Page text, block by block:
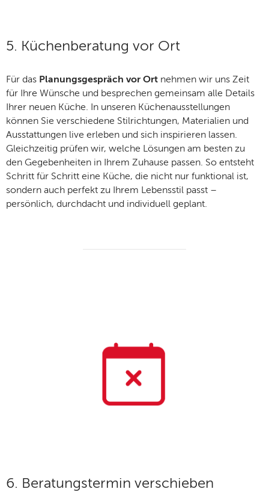
5. Küchenberatung vor Ort
Für das Planungsgespräch vor Ort nehmen wir uns Zeit
für Ihre Wünsche und besprechen gemeinsam alle Details
Ihrer neuen Küche. In unseren Küchenausstellungen
können Sie verschiedene Stilrichtungen, Materialien und
Ausstattungen live erleben und sich inspirieren lassen.
Gleichzeitig prüfen wir, welche Lösungen am besten zu
den Gegebenheiten in Ihrem Zuhause passen. So entsteht
Schritt für Schritt eine Küche, die nicht nur funktional ist,
sondern auch perfekt zu Ihrem Lebensstil passt –
persönlich, durchdacht und individuell geplant.
6. Beratungstermin verschieben